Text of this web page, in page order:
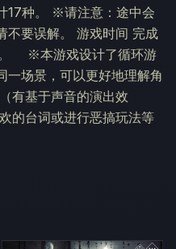
17种。 ※请注意：途中会
不要误解。 游戏时间 完成
。 ※本游戏设计了循环游
一场景，可以更好地理解角
有基于声音的演出效
的台词或进行恶搞玩法等